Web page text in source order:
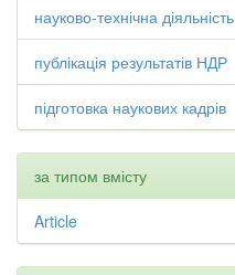
науково-технічна діяльність
публікація результатів НДР
підготовка наукових кадрів
за типом вмісту
Article